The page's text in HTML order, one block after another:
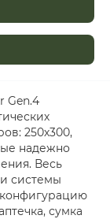
Gen.4
250х300,
надежно
Весь
системы
конфигурацию
сумка